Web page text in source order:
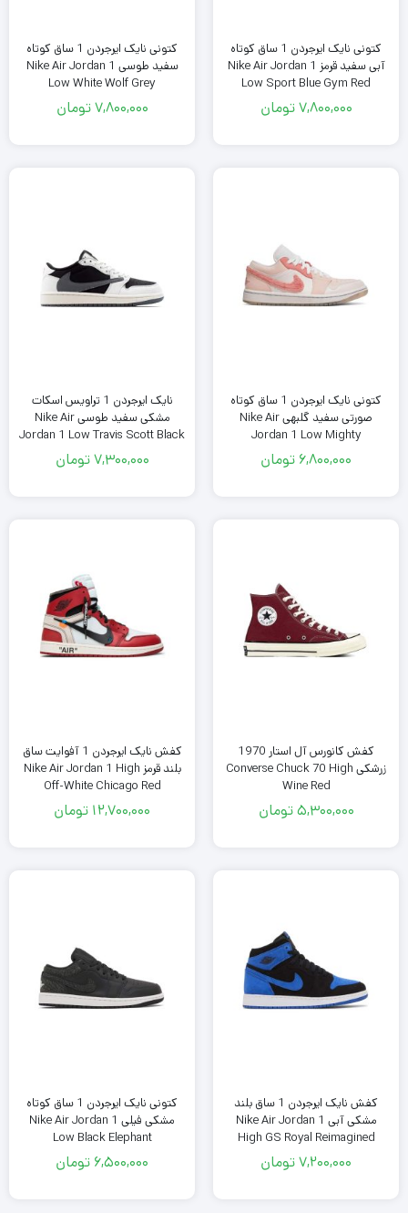
کتونی نایک ایرجردن 1 ساق کوتاه
آبی سفید قرمز Nike Air Jordan 1
Low Sport Blue Gym Red
7,800,000تومان
کتونی نایک ایرجردن 1 ساق کوتاه
سفید طوسی Nike Air Jordan 1
Low White Wolf Grey
7,800,000تومان
کتونی نایک ایرجردن 1 ساق کوتاه
صورتی سفید گلبهی Nike Air
Jordan 1 Low Mighty
Swooshers
6,800,000 تومان
نایک ایرجردن 1 تراویس اسکات
مشکی سفید طوسی Nike Air
Jordan 1 Low Travis Scott Black
White Grey
7,300,000تومان
کفش کانورس آل استار 1970
زرشکی Converse Chuck 70 High
Wine Red
5,300,000تومان
کفش نایک ایرجردن 1 آفوایت ساق
بلند قرمز Nike Air Jordan 1 High
Off-White Chicago Red
12,700,000 تومان
کفش نایک ایرجردن 1 ساق بلند
مشکی آبی Nike Air Jordan 1
High GS Royal Reimagined
7,200,000تومان
کتونی نایک ایرجردن 1 ساق کوتاه
مشکی فیلی Nike Air Jordan 1
Low Black Elephant
6,500,000 تومان